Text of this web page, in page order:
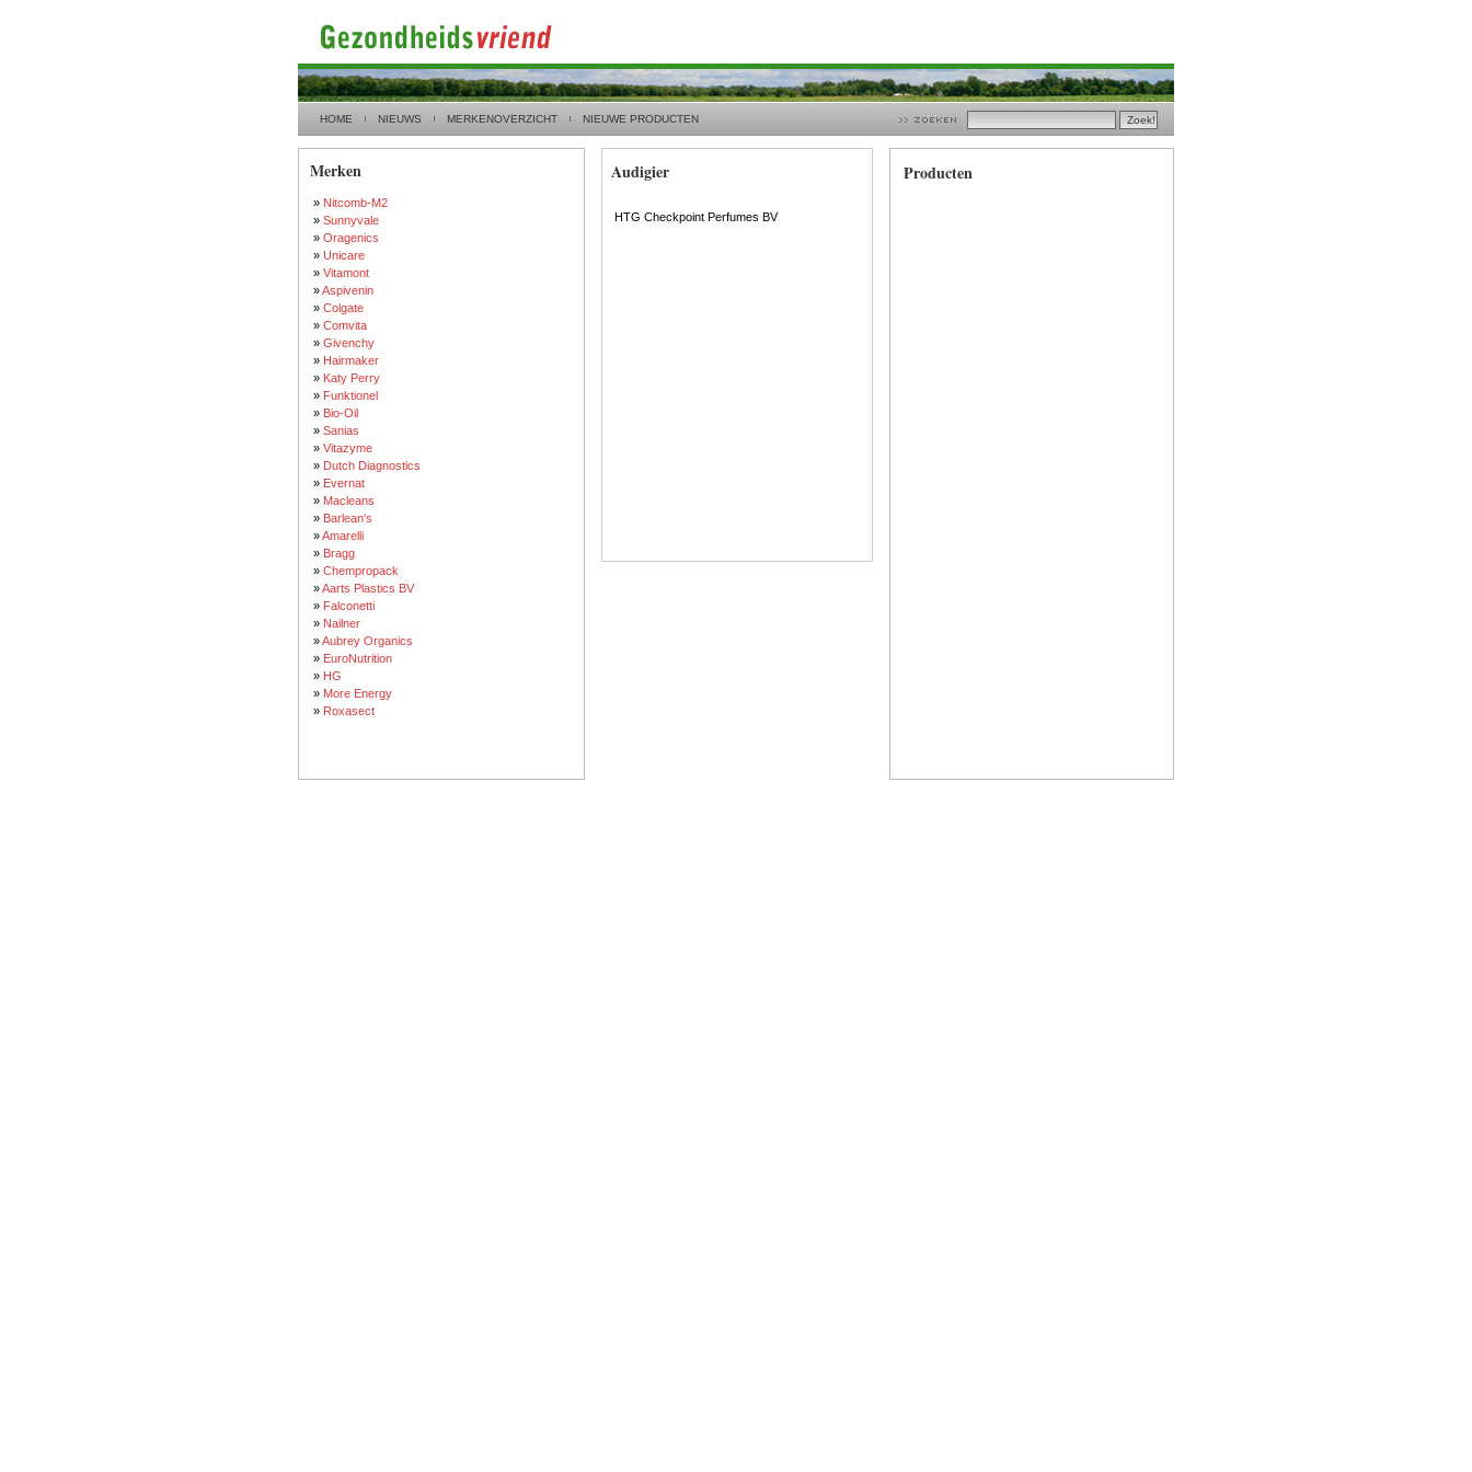
HOME NIEUWS MERKENOVERZICHT NIEUWE PRODUCTEN
Merken
» Nitcomb-M2
» Sunnyvale
» Oragenics
» Unicare
» Vitamont
»Aspivenin
» Colgate
» Comvita
» Givenchy
» Hairmaker
» Katy Perry
» Funktionel
» Bio-Oil
» Sanias
» Vitazyme
» Dutch Diagnostics
» Evernat
» Macleans
» Barlean's
»Amarelli
» Bragg
» Chempropack
»Aarts Plastics BV
» Falconetti
» Nailner
»Aubrey Organics
» EuroNutrition
» HG
» More Energy
» Roxasect
Audigier
HTG Checkpoint Perfumes BV
Producten